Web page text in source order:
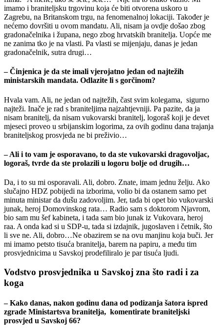
imamo i braniteljsku trgovinu koja će biti otvorena uskoro u
Zagrebu, na Britanskom trgu, na fenomenalnoj lokaciji. Također je
nećemo dovršiti u ovom mandatu. Ali, nisam ja ovdje došao zbog
gradonačelnika i župana, nego zbog hrvatskih branitelja. Uopće me
ne zanima tko je na vlasti. Pa vlasti se mijenjaju, danas je jedan
gradonačelnik, sutra drugi…
– Činjenica je da ste imali vjerojatno jedan od najtežih
ministarskih mandata. Odlazite li s gorčinom?
Hvala vam. Ali, ne jedan od najtežih, čast svim kolegama, sigurno
najteži. Inače je rad s braniteljima najzahtjevniji. Pa pazite, da ja
nisam branitelj, da nisam vukovarski branitelj, logoraš koji je devet
mjeseci proveo u srbijanskim logorima, za ovih godinu dana trajanja
braniteljskog prosvjeda ne bi preživio…
– Ali i to vam je osporavano, to da ste vukovarski dragovoljac,
logoraš, tvrde da ste prolazili u logoru bolje od drugih…
Da, i to su mi osporavali. Ali, dobro. Znate, imam jednu želju. Ako
slučajno HDZ pobijedi na izborima, volio bi da ostanem samo pet
minuta ministar da dušu zadovoljim. Jer, tada bi opet bio vukovarski
junak, heroj Domovinskog rata… Radio sam s doktorom Njavrom,
bio sam mu šef kabineta, i tada sam bio junak iz Vukovara, heroj
raa. A onda kad si u SDP-u, tada si izdajnik, jugoslaven i četnik, što
li sve ne. Ali, dobro…Ne obazirem se na ovu manjinu koja buči. Jer
mi imamo petsto tisuća branitelja, barem na papiru, a među tim
prosvjednicima u Savskoj prodefiliralo je par tisuća ljudi.
Vodstvo prosvjednika u Savskoj zna što radi i za
koga
– Kako danas, nakon godinu dana od podizanja šatora ispred
zgrade Ministartsva branitelja, komentirate braniteljski
prosvjed u Savskoj 66?